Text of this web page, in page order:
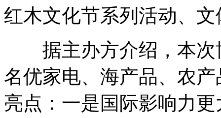
红木文化节系列活动、
据主办方介绍，本次
名优家电、海产品、农
亮点：一是国际影响力